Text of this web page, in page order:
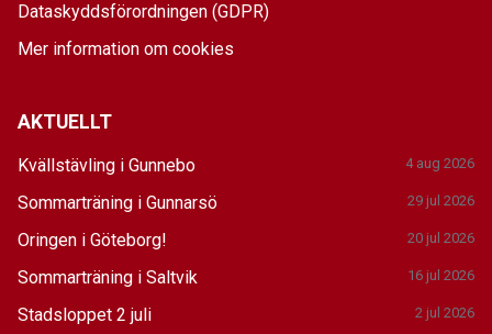
Dataskyddsförordningen (GDPR)
Mer information om cookies
AKTUELLT
Kvällstävling i Gunnebo 4 aug 2026
Sommarträning i Gunnarsö 29 jul 2026
Oringen i Göteborg! 20 jul 2026
Sommarträning i Saltvik 16 jul 2026
Stadsloppet 2 juli 2 jul 2026